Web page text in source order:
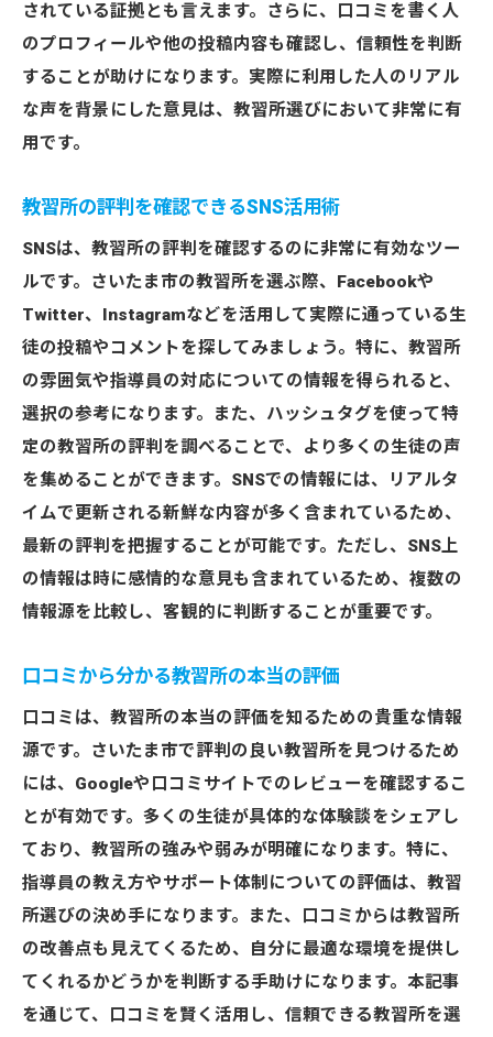
されている証拠とも言えます。さらに、口コミを書く人
のプロフィールや他の投稿内容も確認し、信頼性を判断
することが助けになります。実際に利用した人のリアル
な声を背景にした意見は、教習所選びにおいて非常に有
用です。
教習所の評判を確認できるSNS活用術
SNSは、教習所の評判を確認するのに非常に有効なツー
ルです。さいたま市の教習所を選ぶ際、Facebookや
Twitter、Instagramなどを活用して実際に通っている生
徒の投稿やコメントを探してみましょう。特に、教習所
の雰囲気や指導員の対応についての情報を得られると、
選択の参考になります。また、ハッシュタグを使って特
定の教習所の評判を調べることで、より多くの生徒の声
を集めることができます。SNSでの情報には、リアルタ
イムで更新される新鮮な内容が多く含まれているため、
最新の評判を把握することが可能です。ただし、SNS上
の情報は時に感情的な意見も含まれているため、複数の
情報源を比較し、客観的に判断することが重要です。
口コミから分かる教習所の本当の評価
口コミは、教習所の本当の評価を知るための貴重な情報
源です。さいたま市で評判の良い教習所を見つけるため
には、Googleや口コミサイトでのレビューを確認するこ
とが有効です。多くの生徒が具体的な体験談をシェアし
ており、教習所の強みや弱みが明確になります。特に、
指導員の教え方やサポート体制についての評価は、教習
所選びの決め手になります。また、口コミからは教習所
の改善点も見えてくるため、自分に最適な環境を提供し
てくれるかどうかを判断する手助けになります。本記事
を通じて、口コミを賢く活用し、信頼できる教習所を選